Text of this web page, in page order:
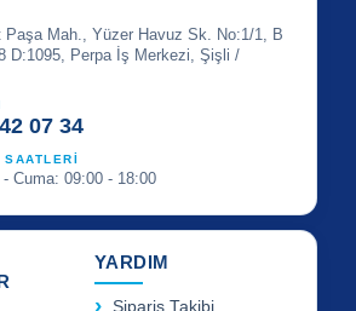
Paşa Mah., Yüzer Havuz Sk. No:1/1, B
D:1095, Perpa İş Merkezi, Şişli /
07 34
Cuma: 09:00 - 18:00
YARDIM
Sipariş Takibi